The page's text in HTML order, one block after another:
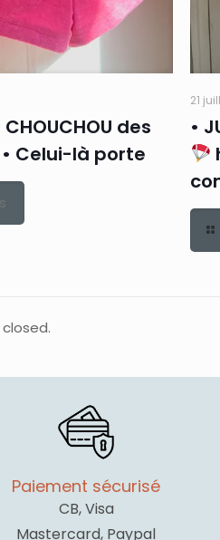
des
Celui-là porte
21
•
Paiement sécurisé
CB, Visa
Mastercard, Paypal